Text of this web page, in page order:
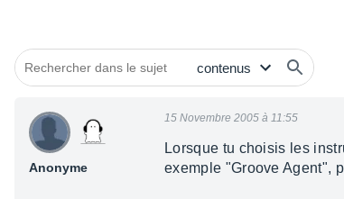
Anonyme
15 Novembre 2005 à 11:55
Lorsque tu choisis les
exemple "Groove Agent",